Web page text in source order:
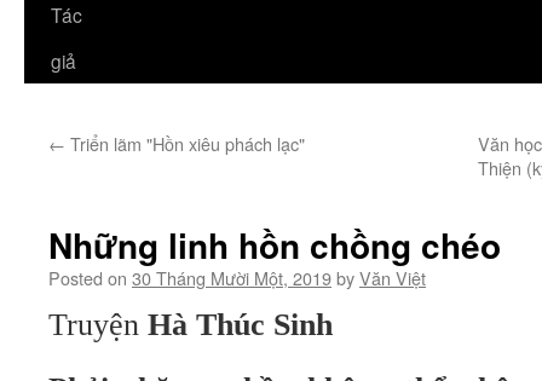
Tác
giả
← Triển lãm "Hồn xiêu phách lạc"
Văn
Thiện
Những linh hồn chồng chéo
Posted on 30 Tháng Mười Một, 2019byVăn Việt
Truyện Hà Thúc Sinh